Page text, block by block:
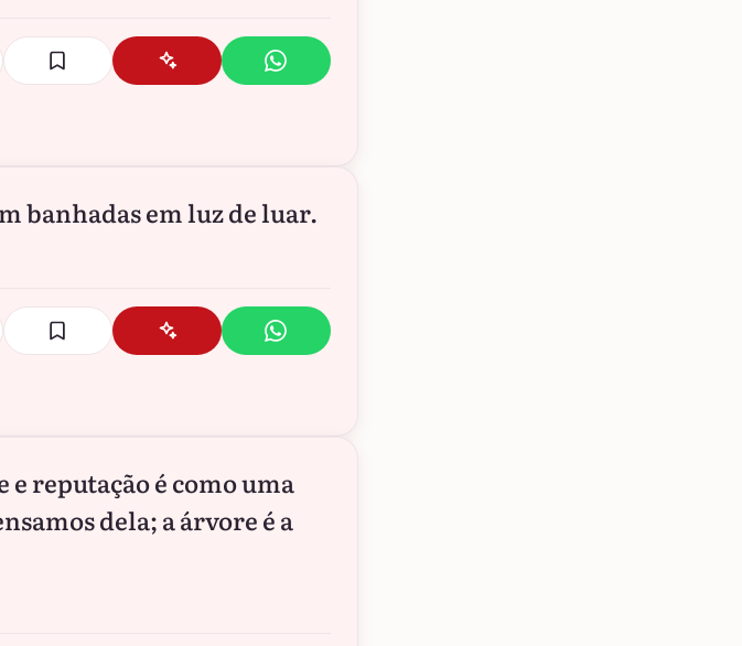
banhadas em luz de luar.
e reputação é como uma
dela; a árvore é a